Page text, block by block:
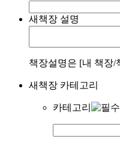
새책장 설명
책장설명은 [내 책장/
새책장 카테고리
카테고리